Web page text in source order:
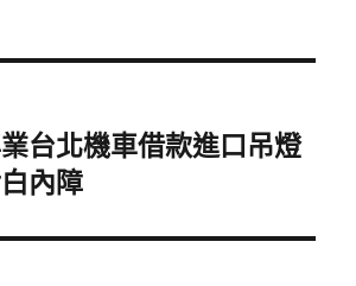
台北機車借款進口吊燈
內障